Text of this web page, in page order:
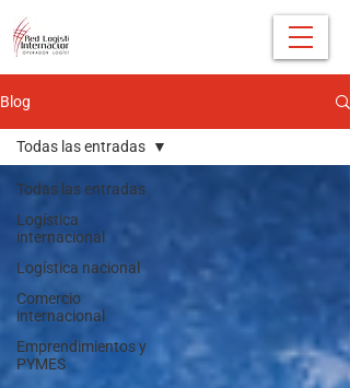
Blog
Todas las entradas
Logística
internacional
Logística nacional
Comercio
internacional
Emprendimientos y
PYMES
Todas las entradas